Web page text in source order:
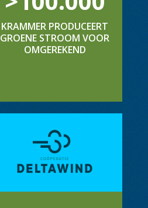
KRAMMER PRODUCEERT
GROENE STROOM VOOR
OMGEREKEND